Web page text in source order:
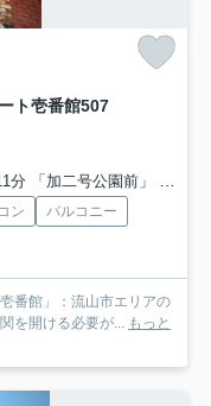
ト壱番館507
二号公園前」 停歩2分
ン
バルコニー
番館」：流山市エリアの
を開ける必要が... もっと